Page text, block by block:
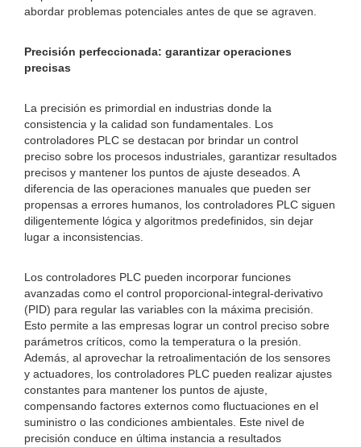
abordar problemas potenciales antes de que se agraven.
Precisión perfeccionada: garantizar operaciones
precisas
La precisión es primordial en industrias donde la
consistencia y la calidad son fundamentales. Los
controladores PLC se destacan por brindar un control
preciso sobre los procesos industriales, garantizar resultados
precisos y mantener los puntos de ajuste deseados. A
diferencia de las operaciones manuales que pueden ser
propensas a errores humanos, los controladores PLC siguen
diligentemente lógica y algoritmos predefinidos, sin dejar
lugar a inconsistencias.
Los controladores PLC pueden incorporar funciones
avanzadas como el control proporcional-integral-derivativo
(PID) para regular las variables con la máxima precisión.
Esto permite a las empresas lograr un control preciso sobre
parámetros críticos, como la temperatura o la presión.
Además, al aprovechar la retroalimentación de los sensores
y actuadores, los controladores PLC pueden realizar ajustes
constantes para mantener los puntos de ajuste,
compensando factores externos como fluctuaciones en el
suministro o las condiciones ambientales. Este nivel de
precisión conduce en última instancia a resultados